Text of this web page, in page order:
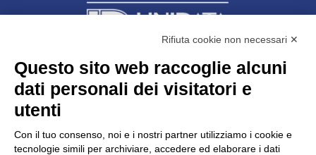
Unidata s.r.lcon unico socio
Largo dell’Artigianato, 1 - 23100 Sondrio
C.F. 00481790145 - N.REA SO-36426
Rifiuta cookie non necessari ✕
Questo sito web raccoglie alcuni
dati personali dei visitatori e
utenti
Con il tuo consenso, noi e i nostri partner utilizziamo i cookie e
tecnologie simili per archiviare, accedere ed elaborare i dati